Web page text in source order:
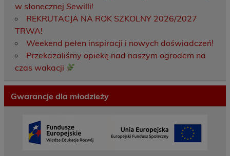
w słonecznej Sewilli!
REKRUTACJA NA ROK SZKOLNY 2026/2027
TRWA!
Weekend pełen inspiracji i nowych doświadczeń!
Przekazaliśmy opiekę nad naszym ogrodem na
czas wakacji
Gwarancje dla młodzieży